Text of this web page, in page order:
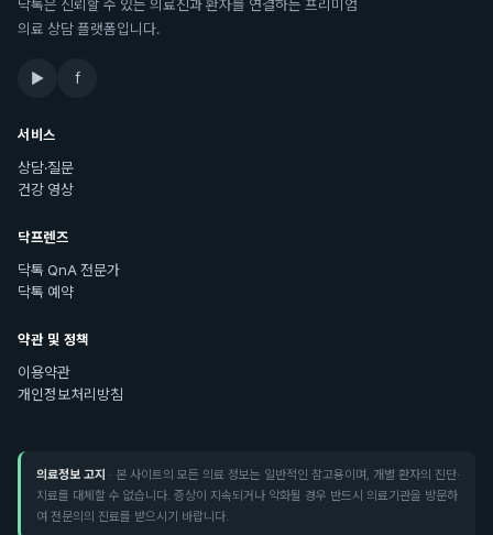
닥톡은 신뢰할 수 있는 의료진과 환자를 연결하는 프리미엄
의료 상담 플랫폼입니다.
▶ f
서비스
상담·질문
건강 영상
닥프렌즈
닥톡 QnA 전문가
닥톡 예약
약관 및 정책
이용약관
개인정보처리방침
의료정보 고지 · 본 사이트의 모든 의료 정보는 일반적인 참고용이며, 개별 환자의 진단·
치료를 대체할 수 없습니다. 증상이 지속되거나 악화될 경우 반드시 의료기관을 방문하
여 전문의의 진료를 받으시기 바랍니다.